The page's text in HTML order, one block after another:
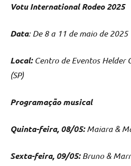
Votu International Rodeo 2025
Data: De 8 a 11 de maio de 2025
Local:Centro de Eventos Helder
(SP)
Programação musical
Quinta-feira, 08/05:Maiara &
Sexta-feira, 09/05:Bruno &